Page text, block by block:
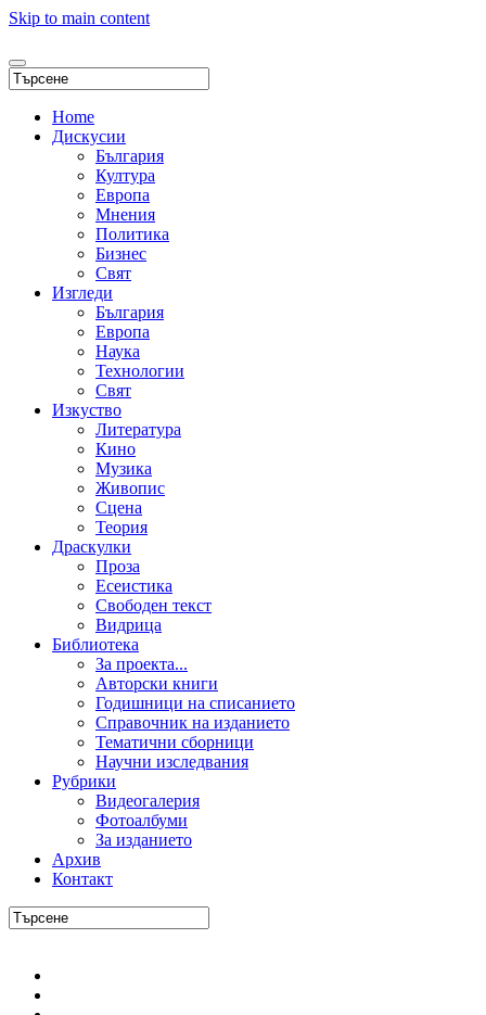
Skip to main content
Home
Дискусии
България
Култура
Европа
Мнения
Политика
Бизнес
Свят
Изгледи
България
Европа
Наука
Технологии
Свят
Изкуство
Литература
Кино
Музика
Живопис
Сцена
Теория
Драскулки
Проза
Есеистика
Свободен текст
Видрица
Библиотека
За проекта...
Авторски книги
Годишници на списанието
Справочник на изданието
Тематични сборници
Научни изследвания
Рубрики
Видеогалерия
Фотоалбуми
За изданието
Архив
Контакт